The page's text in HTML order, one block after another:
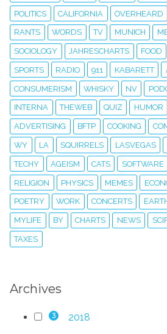
POLITICS CALIFORNIA OVERHEARD
RANTS WORDS TV MUNICH
SOCIOLOGY JAHRESCHARTS FOOD
SPORTS RADIO 911 KABARETT
CONSUMERISM WHISKY NV
INTERNA THEWEB QUIZ HUMOR
ADVERTISING BFTP COOKING
WY LA SQUIRRELS LASVEGAS
TECHY AGEISM CATS SOFTWARE
RELIGION PHYSICS MEMES
POETRY WORK CONCERTS
MYLIFE BY CHARTS NEWS
TAXES
Archives
3 2018